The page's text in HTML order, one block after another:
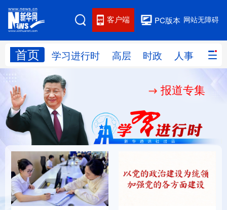
网站无障碍
PC版本
客户端
首页 学习进行时 高层 时政 人事 国际
网站地图
学习进行时 人事
国际 财经 网评
思客智库 全球连线 教育
科技 科创 量子 体育
文化 书画
报道专集